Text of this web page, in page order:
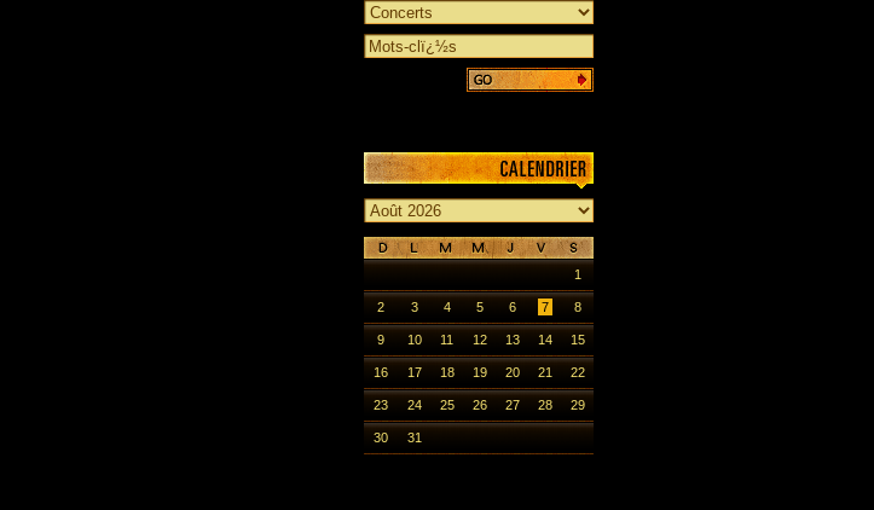
1
2 3 4 5 6 7 8
9 10 11 12 13 14 15
16 17 18 19 20 21 22
23 24 25 26 27 28 29
30 31